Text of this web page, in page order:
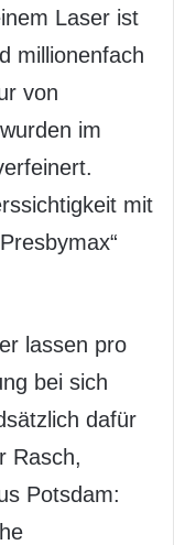
Laser ist
millionenfach
von
im
mit
lassen pro
bei sich
dafür
Rasch,
Potsdam: